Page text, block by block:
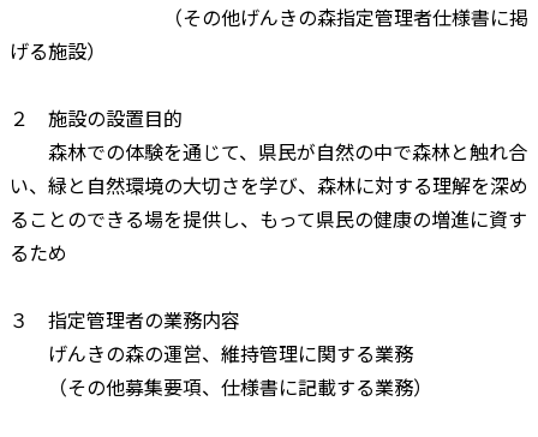
（その他げんきの森指定管理者仕様書に掲
げる施設）
２ 施設の設置目的
森林での体験を通じて、県民が自然の中で森林と触れ合
い、緑と自然環境の大切さを学び、森林に対する理解を深め
ることのできる場を提供し、もって県民の健康の増進に資す
るため
３ 指定管理者の業務内容
げんきの森の運営、維持管理に関する業務
（その他募集要項、仕様書に記載する業務）